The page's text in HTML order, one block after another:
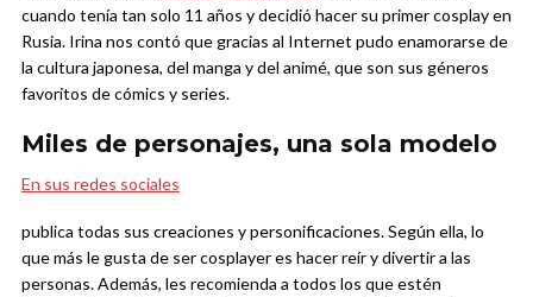
cuando tenía tan solo 11 años y decidió hacer su primer cosplay en
Rusia. Irina nos contó que gracias al Internet pudo enamorarse de
la cultura japonesa, del manga y del animé, que son sus géneros
favoritos de cómics y series.
Miles de personajes, una sola modelo
En sus redes sociales
publica todas sus creaciones y personificaciones. Según ella, lo
que más le gusta de ser cosplayer es hacer reír y divertir a las
personas. Además, les recomienda a todos los que estén